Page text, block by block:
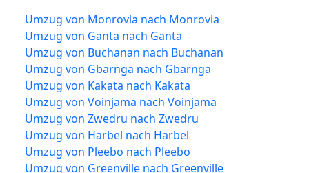
Umzug von Monrovia nach Monrovia
Umzug von Ganta nach Ganta
Umzug von Buchanan nach Buchanan
Umzug von Gbarnga nach Gbarnga
Umzug von Kakata nach Kakata
Umzug von Voinjama nach Voinjama
Umzug von Zwedru nach Zwedru
Umzug von Harbel nach Harbel
Umzug von Pleebo nach Pleebo
Umzug von Greenville nach Greenville